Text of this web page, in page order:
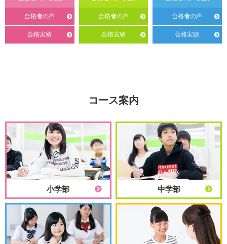
合格者の声
合格実績
合格者の声
合格実績
合格者の声
合格実績
コース案内
小学部 中学部